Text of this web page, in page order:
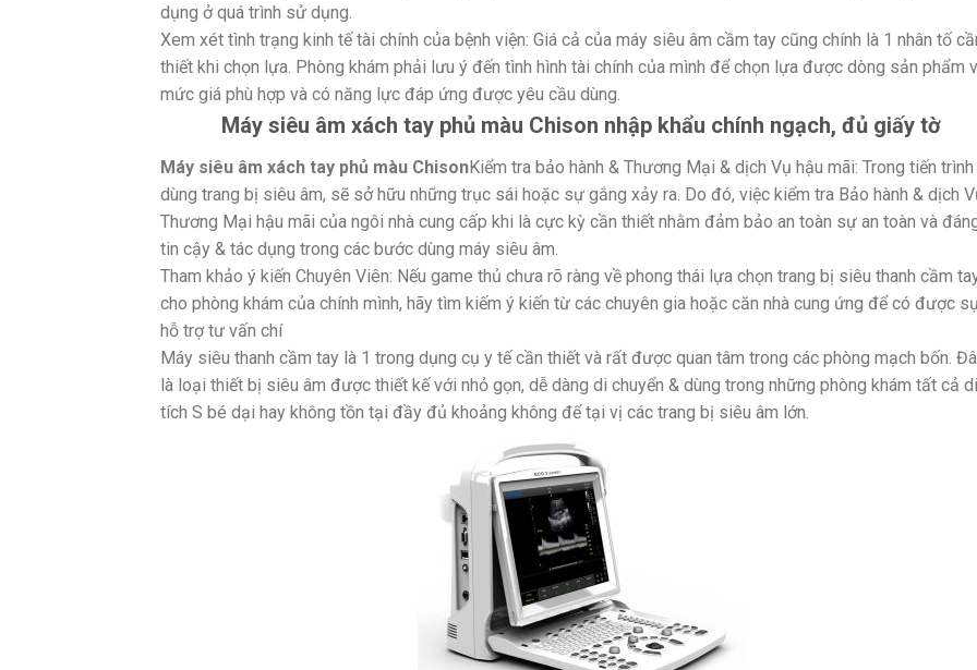
dụng ở quá trình sử dụng.
Xem xét tình trạng kinh tế tài chính của bệnh viện: Giá cả của máy siêu âm cầm tay cũng chính là 1 nhân tố
thiết khi chọn lựa. Phòng khám phải lưu ý đến tình hình tài chính của mình để chọn lựa được dòng sản phẩm
mức giá phù hợp và có năng lực đáp ứng được yêu cầu dùng.
Máy siêu âm xách tay phủ màu Chison nhập khẩu chính ngạch, đủ giấy tờ
Máy siêu âm xách tay phủ màu ChisonKiểm tra bảo hành & Thương Mại & dịch Vụ hậu mãi: Trong tiến trình
dùng trang bị siêu âm, sẽ sở hữu những trục sái hoặc sự gắng xảy ra. Do đó, việc kiểm tra Bảo hành & dịch
Thương Mại hậu mãi của ngôi nhà cung cấp khi là cực kỳ cần thiết nhằm đảm bảo an toàn sự an toàn và
tin cậy & tác dụng trong các bước dùng máy siêu âm.
Tham khảo ý kiến Chuyên Viên: Nếu game thủ chưa rõ ràng về phong thái lựa chọn trang bị siêu thanh cầm
cho phòng khám của chính mình, hãy tìm kiếm ý kiến từ các chuyên gia hoặc căn nhà cung ứng để có được
hỗ trợ tư vấn chí
Máy siêu thanh cầm tay là 1 trong dụng cụ y tế cần thiết và rất được quan tâm trong các phòng mạch bốn.
là loại thiết bị siêu âm được thiết kế với nhỏ gọn, dễ dàng di chuyển & dùng trong những phòng khám tất cả
tích S bé dại hay không tồn tại đầy đủ khoảng không để tại vị các trang bị siêu âm lớn.